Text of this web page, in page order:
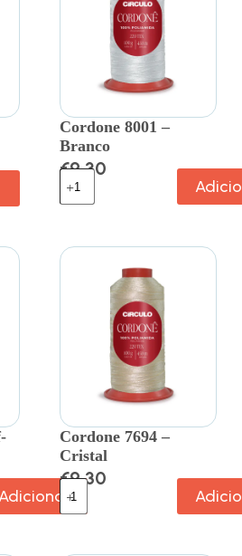
Cordone 8001 –
Branco
€9.30
Adicionar
Cordone 7694 –
Cristal
€9.30